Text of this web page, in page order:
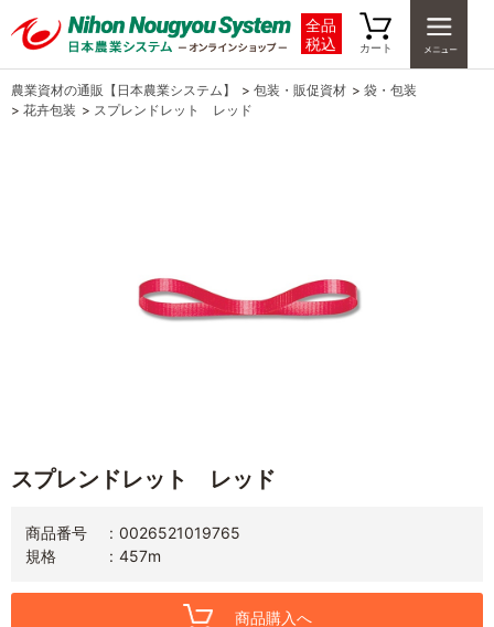
全品
税込
カート
農業資材の通販【日本農業システム】 > 包装・販促資材 > 袋・包装
> 花卉包装 > スプレンドレット レッド
スプレンドレット レッド
商品番号
0026521019765
規格
457m
商品購入へ